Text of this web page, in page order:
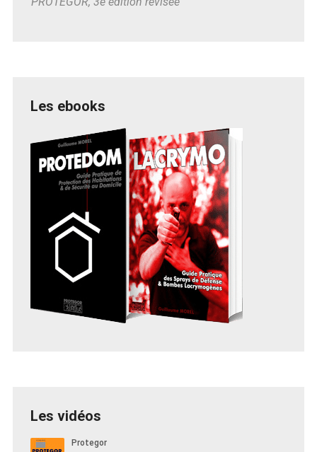
Les ebooks
Les vidéos